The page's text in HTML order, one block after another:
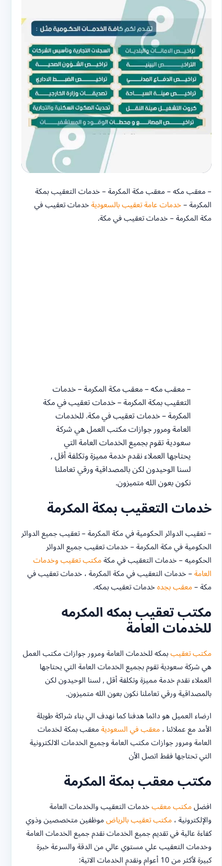
– معقب مكه – معقب مكة المكرمة – خدمات التعقيب بمكة
المكرمة –خدمات عامة تعقيب بالسعوديةخدمات تعقيب في
مكة المكرمة – خدمات تعقيب في مكة.
– تعقيب الدوائر الحكومية في مكة المكرمة – تعقيب جميع الدوائر
الحكومية في مكة المكرمة – خدمات تعقيب جميع الدوائر
الحكوميه – خدمات التعقيب في مكةمكتب تعقيب وخدمات
– خدمات التعقيب في مكة المكرمة ، خدمات تعقيب في
معقب بجدهخدمات تعقيب بمكه.
مكتب تعقيب بمكه المكرمه
للخدمات العامة
مكتب تعقيب
بمكه للخدمات العامة ومرور جوازات مكتب العمل
هي شركة سعودية تقوم بجميع الخدمات العامة التي يحتاجها
العملاء نقدم خدمة مميزة وتكلفة أقل , لسنا الوحيدون لكن
بالمصداقية ورقي تعاملنا نكون بعون الله متميزون.
ارضاء العميل هو دائما هدفنا كما نهدف الي بناء شراكة طويلة
الأمد مع عملائنا ،معقب في السعوديةمعقب بمكة لخدمات
العامة ومرور جوازات مكتب العامة وجميع الخدمات الالكترونية
التي تحتاجها فقط اتصل الأن
مكتب معقب بمكة المكرمة
افضلمكتب معقبخدمات التعقيب والخدمات العامة
والإلكترونية ،مكتب تعقيب بالرياضموظفين متخصصين وذوي
كفاءة عالية في تقديم جميع الخدمات نقدم جميع الخدمات العامة
وخدمات التعقيب علي مستوي عالي من الدقة والسرعة خبرة
كبيرة لأكثر من 10 أعوام ونقدم الخدمات الاتية:
تجديد رخصة سواقة
إلغاء بلاغ هروب
تجديد الإقامة
تصفير الضريبة
نقل كفالة
تخفيض المخالفات المرورية
تحويل من زائر الى مقيم
إعفاء من بنك العقار
إلغاء مكتب عمل